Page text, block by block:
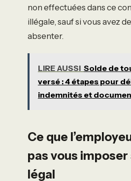
non effectuées dans ce
illégale, sauf si vous avez
absenter.
LIRE AUSSI Solde de
versé : 4 étapes pour
indemnités et
Ce que
pas vous
légal